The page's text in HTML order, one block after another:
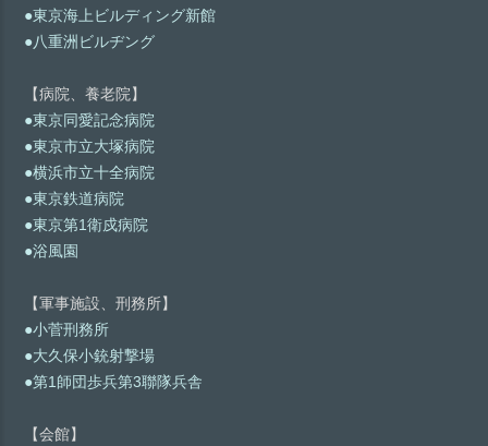
●東京海上ビルディング新館
●八重洲ビルヂング
【病院、養老院】
●東京同愛記念病院
●東京市立大塚病院
●横浜市立十全病院
●東京鉄道病院
●東京第1衛戍病院
●浴風園
【軍事施設、刑務所】
●小菅刑務所
●大久保小銃射撃場
●第1師団歩兵第3聯隊兵舎
【会館】